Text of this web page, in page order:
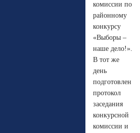
комиссии по
районному
конкурсу
«Выборы –
наше дело!».
В тот же
день
подготовлен
протокол
заседания
конкурсной
комиссии и